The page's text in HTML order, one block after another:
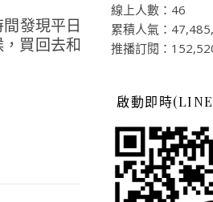
發現平日
買回去和
線上人數：46
累積人氣：
推播訂閱：
啟動即時